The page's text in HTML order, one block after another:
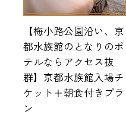
【梅小路公園沿い、京
都水族館のとなりのポ
テルならアクセス抜
群】京都水族館入場チ
ケット＋朝食付きプラ
ン